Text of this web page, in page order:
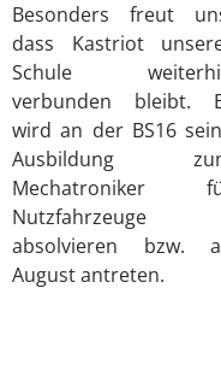
Besonders freut
dass Kastriot
Schule
verbunden bleibt.
wird an der BS16
Ausbildung
Mechatroniker
Nutzfahrzeuge
absolvieren bzw.
August antreten.